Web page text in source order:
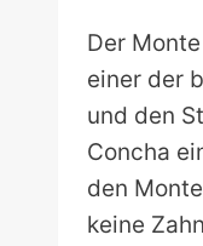
Der
einer der
und den
Concha
den
keine